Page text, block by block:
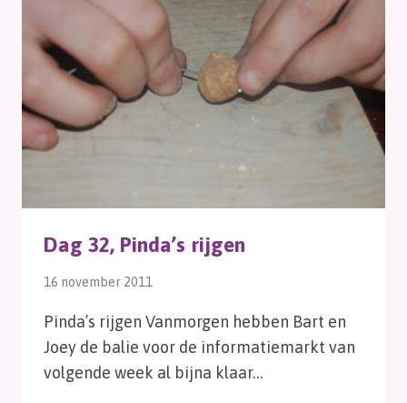
Dag 32, Pinda’s rijgen
16 november 2011
Pinda’s rijgen Vanmorgen hebben Bart en
Joey de balie voor de informatiemarkt van
volgende week al bijna klaar…